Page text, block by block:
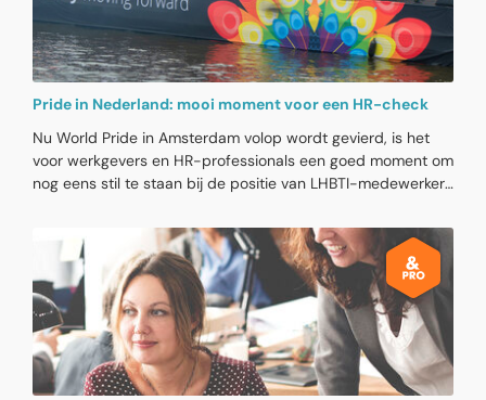
Pride in Nederland: mooi moment voor een HR-check
Nu World Pride in Amsterdam volop wordt gevierd, is het
voor werkgevers en HR-professionals een goed moment om
nog eens stil te staan bij de positie van LHBTI-medewerkers
uitgebreid Pride-programma nodig heeft, maar wel omdat
dit thema nog steeds invloed heeft op hoe veilig en vrij
iemand zich voelt op het werk. Inclusief HR-beleid draait
niet om een voorkeursbehandeling voor allerlei groepen,
maar om gelijke kansen, sociale veiligheid en ruimte voor
iedereen om het beste uit zichzelf te halen.